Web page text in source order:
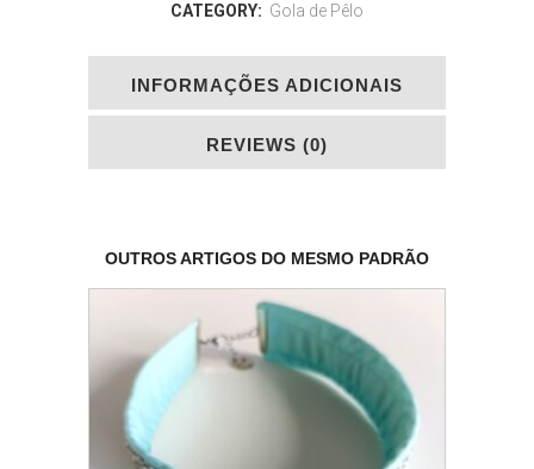
CATEGORY: Gola de Pêlo
INFORMAÇÕES ADICIONAIS
REVIEWS (0)
OUTROS ARTIGOS DO MESMO PADRÃO